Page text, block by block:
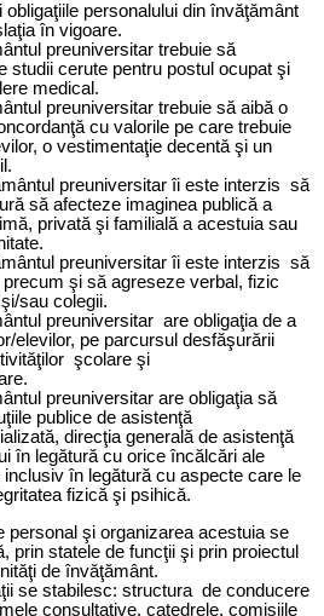
personalului din învăţământ
în vigoare.
preuniversitar trebuie să
studii cerute pentru postul ocupat şi
medical.
preuniversitar trebuie să aibă o
cu valorile pe care trebuie
o vestimentaţie decentă şi un
preuniversitar îi este interzis să
să afecteze imaginea publică a
privată şi familială a acestuia sau
preuniversitar îi este interzis să
şi să agreseze verbal, fizic
sau colegii.
preuniversitar are obligaţia de a
elevilor, pe parcursul desfăşurării
şcolare şi
preuniversitar are obligaţia să
publice de asistenţă
direcţia generală de asistenţă
în legătură cu orice încălcări ale
în legătură cu aspecte care le
fizică şi psihică.
şi organizarea acestuia se
prin statele de funcţii şi prin proiectul
de învăţământ.
se stabilesc: structura de conducere
consultative, catedrele, comisiile